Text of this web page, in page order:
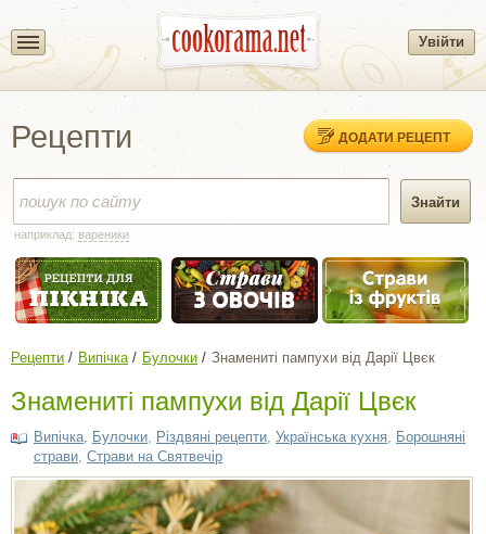
Увійти
Рецепти ДОДАТИ РЕЦЕПТ
наприклад: вареники
Рецепти Випічка Булочки Знамениті пампухи від Дарії Цвєк
Знамениті пампухи від Дарії Цвєк
Випічка Булочки Різдвяні рецепти Українська кухня
Борошняні
страви Страви на Святвечір